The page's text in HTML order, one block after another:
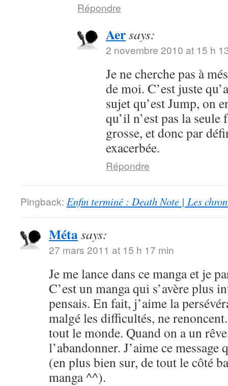
Répondre
Aersays:
2 novembre 2010 at 15 h
Je ne cherche pas à
de moi. C’est juste
sujet qu’est Jump, on
qu’il n’est pas la
grosse, et donc par
exacerbée.
Répondre
Pingback: Enfin terminé : Death Note | Les
Métasays:
27 mars 2011 at 15 h 17 min
Je me lance dans ce manga et je
C’est un manga qui s’avère plus
pensais. En fait, j’aime la
malgé les difficultés, ne
tout le monde. Quand on a un
l’abandonner. J’aime ce
(en plus bien sur, de tout le côté
manga ^^).